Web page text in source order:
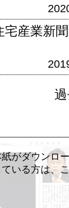
産業新
がダウンロ
いる方は、